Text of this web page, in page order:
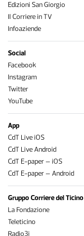
Edizioni San Giorgio
Il Corriere in TV
Infoaziende
Social
Facebook
Instagram
Twitter
YouTube
App
CdT Live iOS
CdT Live Android
CdT E-paper – iOS
CdT E-paper – Android
Gruppo Corriere del Ticino
La Fondazione
Teleticino
Radio3i